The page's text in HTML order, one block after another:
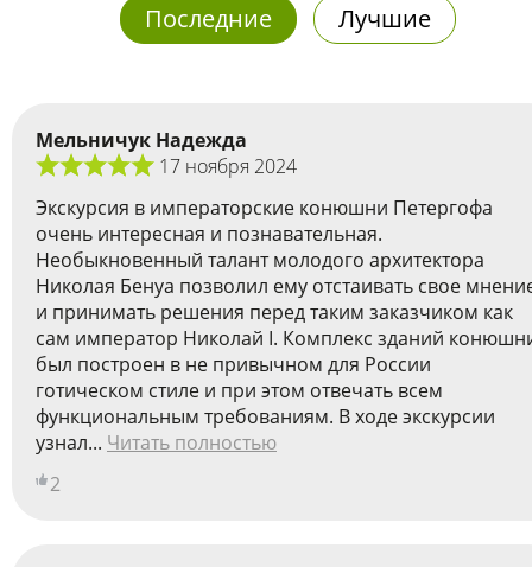
Последние Лучшие
Мельничук Надежда
17 ноября 2024
Экскурсия в императорские конюшни Петергофа
очень интересная и познавательная.
Необыкновенный талант молодого архитектора
Николая Бенуа позволил ему отстаивать свое
и принимать решения перед таким заказчиком как
сам император Николай I. Комплекс зданий
был построен в не привычном для России
готическом стиле и при этом отвечать всем
функциональным требованиям. В ходе экскурсии
узнал... Читать полностью
2